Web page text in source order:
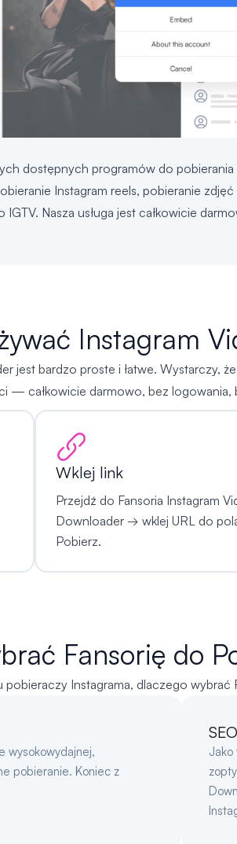
dostępnych programów do pobierania
Instagram reels, pobieranie
Nasza usługa jest całkowicie
Instagram
jest bardzo proste i łatwe. Wystarczy,
— całkowicie darmowo, bez
Wklej link
Przejdź do Fansoria Instagram
Downloader → wklej URL do
Pobierz.
Fansorię do
pobieraczy Instagrama, dlaczego wybrać
wysokowydajnej,
pobieranie. Koniec z
Jako